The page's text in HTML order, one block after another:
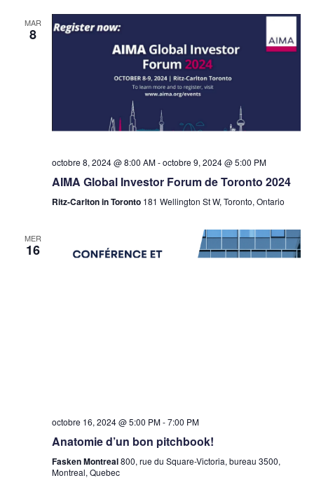
MAR
8
octobre 8, 2024 @ 8:00 AM-octobre 9, 2024 @ 5:00 PM
AIMA Global Investor Forum de Toronto 2024
Ritz-Carlton in Toronto 181 Wellington St W, Toronto, Ontario
MER
16
octobre 16, 2024 @ 5:00 PM-7:00 PM
Anatomie d’un bon pitchbook!
Fasken Montreal800, rue du Square-Victoria, bureau 3500,
Montreal, Quebec